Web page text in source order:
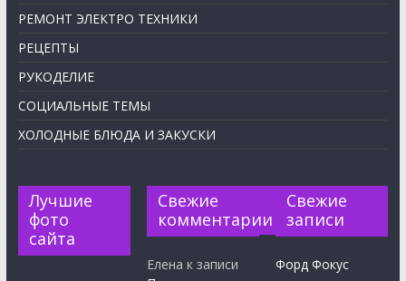
РЕМОНТ ЭЛЕКТРО ТЕХНИКИ
РЕЦЕПТЫ
РУКОДЕЛИЕ
СОЦИАЛЬНЫЕ ТЕМЫ
ХОЛОДНЫЕ БЛЮДА И ЗАКУСКИ
Лучшие
фото
сайта
Свежие
комментарии
Елена к записи
Свежие
записи
Форд Фокус